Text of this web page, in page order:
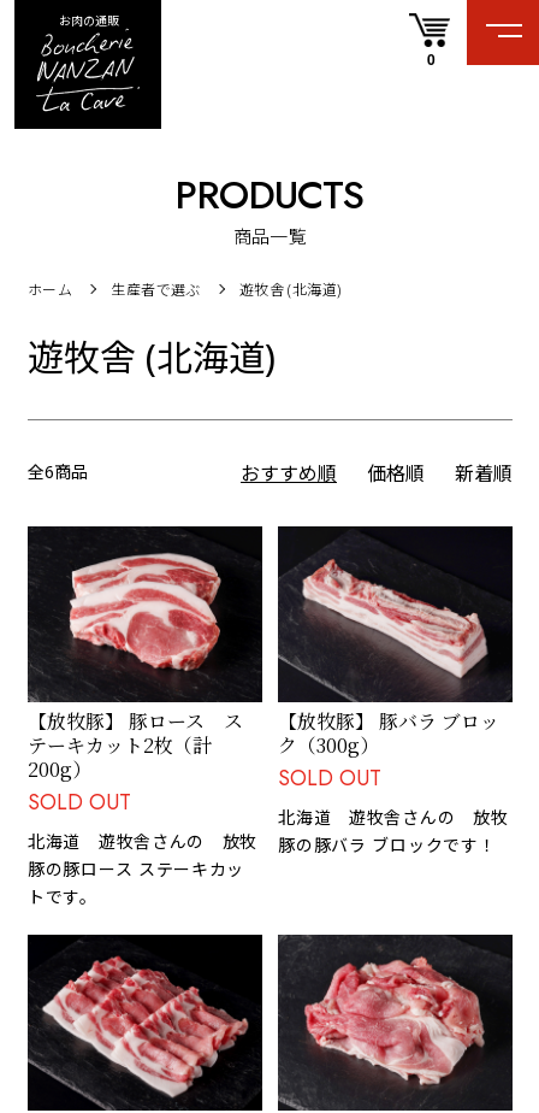
お肉の通販
0
PRODUCTS
商品一覧
ホーム 生産者で選ぶ 遊牧舎 (北海道)
遊牧舎 (北海道)
全6商品 おすすめ順 価格順 新着順
【放牧豚】 豚ロース ス
テーキカット2枚（計
200g）
SOLD OUT
北海道 遊牧舎さんの 放牧
豚の豚ロース ステーキカッ
トです。
【放牧豚】 豚バラ ブロッ
ク（300g）
SOLD OUT
北海道 遊牧舎さんの 放牧
豚の豚バラ ブロックです！